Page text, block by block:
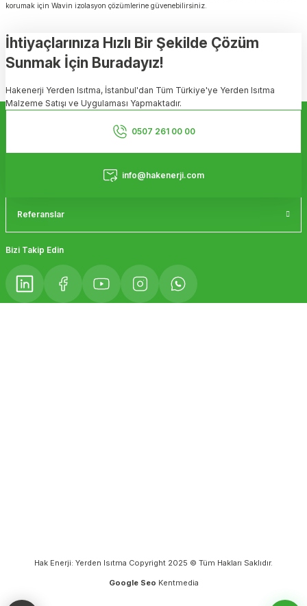
korumak için Wavin izolasyon çözümlerine güvenebilirsiniz.
İhtiyaçlarınıza Hızlı Bir Şekilde Çözüm
Sunmak İçin Buradayız!
Hakenerji Yerden Isıtma, İstanbul'dan Tüm Türkiye'ye Yerden Isıtma
Malzeme Satışı ve Uygulaması Yapmaktadır.
0507 261 00 00
info@hakenerji.com
Referanslar
Bizi Takip Edin
Hak Enerji: Yerden Isıtma Copyright 2025 © Tüm Hakları Saklıdır.
Google Seo Kentmedia